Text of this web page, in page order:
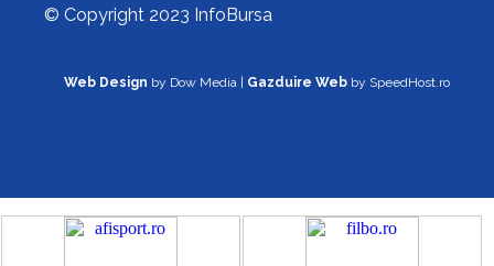
© Copyright 2023 InfoBursa
Web Design by Dow Media | Gazduire Web by SpeedHost.ro